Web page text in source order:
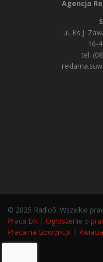
Agencja
ul. Ks J.
16-
tel.
© 2025 Radio5. Wszelkie
Praca Ełk | Ogłoszenie o
Praca na Gowork.pl |